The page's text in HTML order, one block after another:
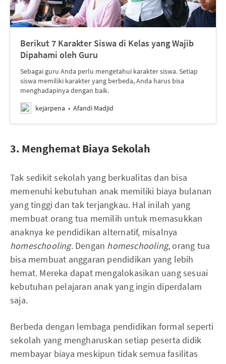
Berikut 7 Karakter Siswa di Kelas yang Wajib
Dipahami oleh Guru
Sebagai guru Anda perlu mengetahui karakter siswa. Setiap
siswa memiliki karakter yang berbeda, Anda harus bisa
menghadapinya dengan baik.
kejarpena
Afandi Madjid
3. Menghemat Biaya Sekolah
Tak sedikit sekolah yang berkualitas dan bisa
memenuhi kebutuhan anak memiliki biaya bulanan
yang tinggi dan tak terjangkau. Hal inilah yang
membuat orang tua memilih untuk memasukkan
anaknya ke pendidikan alternatif, misalnya
homeschooling. Dengan homeschooling, orang tua
bisa membuat anggaran pendidikan yang lebih
hemat. Mereka dapat mengalokasikan uang sesuai
kebutuhan pelajaran anak yang ingin diperdalam
saja.
Berbeda dengan lembaga pendidikan formal seperti
sekolah yang mengharuskan setiap peserta didik
membayar biaya meskipun tidak semua fasilitas